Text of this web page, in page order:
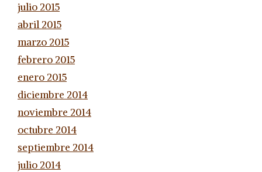
julio 2015
abril 2015
marzo 2015
febrero 2015
enero 2015
diciembre 2014
noviembre 2014
octubre 2014
septiembre 2014
julio 2014